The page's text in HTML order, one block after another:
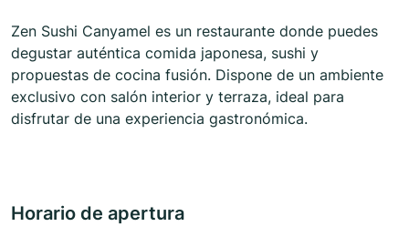
Zen Sushi Canyamel es un restaurante donde puedes
degustar auténtica comida japonesa, sushi y
propuestas de cocina fusión. Dispone de un ambiente
exclusivo con salón interior y terraza, ideal para
disfrutar de una experiencia gastronómica.
Horario de apertura